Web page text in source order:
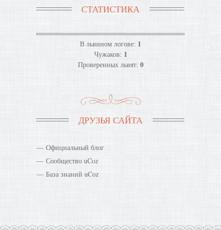
СТАТИСТИКА
В львином логове: 1
Чужаков: 1
Проверенных львят: 0
ДРУЗЬЯ САЙТА
Официальный блог
Сообщество uCoz
База знаний uCoz